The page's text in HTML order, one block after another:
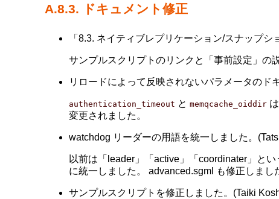
A.8.3. ドキュメント修正
「8.3. ネイティブレプリケーション/スナップ
サンプルスクリプトのリンクと「事前設定」の
リロードによって反映されないパラメータのド
authentication_timeout とmemqcache_oiddir
変更されました。
watchdog リーダーの用語を統一しました。
以前は「leader」「active」「coordinater」と
に統一しました。 advanced.sgml も修正しまし
サンプルスクリプトを修正しました。(Taiki